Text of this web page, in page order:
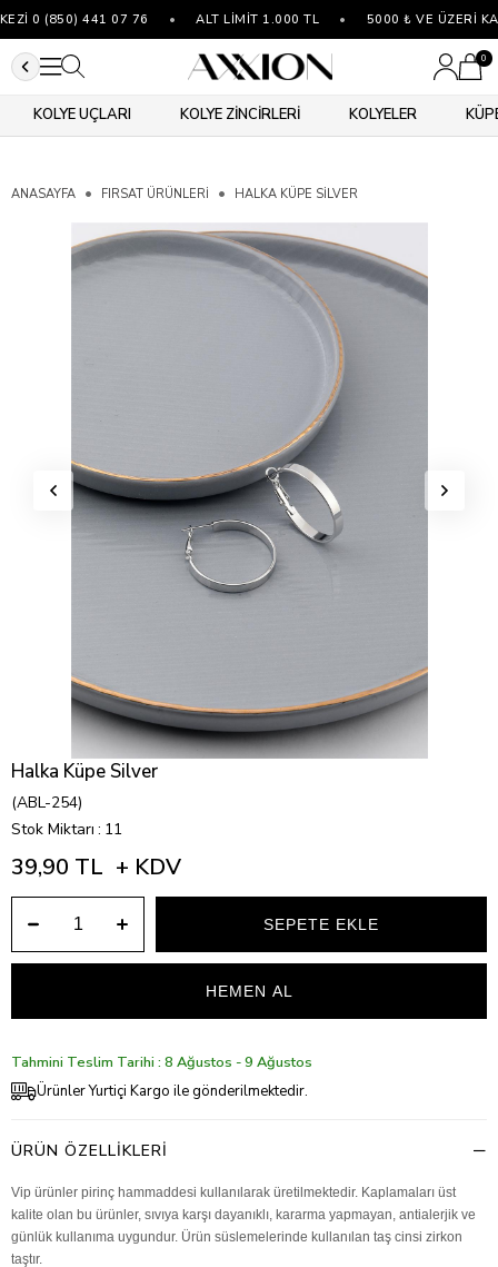
0 (850) 441 07 76 ALT LİMİT 1.000 TL 5000 ₺ VE ÜZERİ
0
KOLYE UÇLARI KOLYE ZİNCİRLERİ KOLYELER
ANASAYFA FIRSAT ÜRÜNLERİ HALKA KÜPE SILVER
Halka Küpe Silver
(ABL-254)
Stok Miktarı : 11
39,90 TL + KDV
Tahmini Teslim Tarihi : 8 Ağustos - 9 Ağustos
Ürünler Yurtiçi Kargo ile gönderilmektedir.
ÜRÜN ÖZELLIKLERI
Vip ürünler pirinç hammaddesi kullanılarak üretilmektedir. Kaplamaları üst
kalite olan bu ürünler, sıvıya karşı dayanıklı, kararma yapmayan, antialerjik ve
günlük kullanıma uygundur. Ürün süslemelerinde kullanılan taş cinsi zirkon
taştır.